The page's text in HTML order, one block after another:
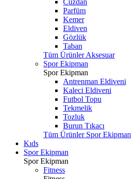
Cüzdan
Parfüm
Kemer
Eldiven
Gözlük
Taban
Tüm Ürünler Aksesuar
Spor Ekipman
Spor Ekipman
Antrenman Eldiveni
Kaleci Eldiveni
Futbol Topu
Tekmelik
Tozluk
Burun Tıkacı
Tüm Ürünler Spor Ekipman
Kıds
Spor Ekipman
Spor Ekipman
Fitness